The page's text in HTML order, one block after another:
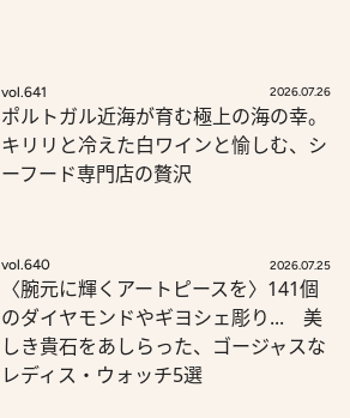
vol.641 2026.07.26
ポルトガル近海が育む極上の海の幸。
キリリと冷えた白ワインと愉しむ、シ
ーフード専門店の贅沢
vol.640 2026.07.25
〈腕元に輝くアートピースを〉141個
のダイヤモンドやギヨシェ彫り... 美
しき貴石をあしらった、ゴージャスな
レディス・ウォッチ5選